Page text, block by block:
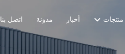
منتجات أخبار مدونة اتصل بنا